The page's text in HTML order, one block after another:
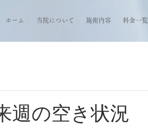
ホーム 当院について 施術内容 料金一覧
週の空き状況